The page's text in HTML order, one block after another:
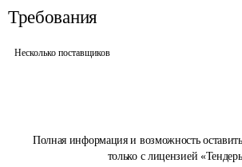
Полная информация и возможность
только с лицензией
Требования
Несколько поставщиков